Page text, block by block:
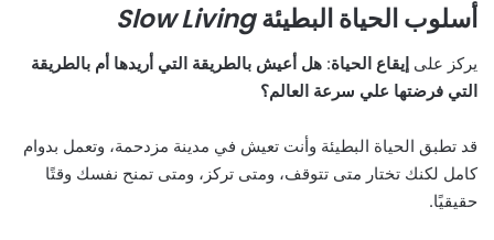
أسلوب الحياة البطيئةSlow Living
يركز على إيقاع الحياة: هل أعيش بالطريقة التي أريدها أم بالطريقة
التي فرضتها علي سرعة العالم؟
قد تطبق الحياة البطيئة وأنت تعيش في مدينة مزدحمة، وتعمل بدوام
كامل لكنك تختار متى تتوقف، ومتى تركز، ومتى تمنح نفسك وقتًا
حقيقيًا.